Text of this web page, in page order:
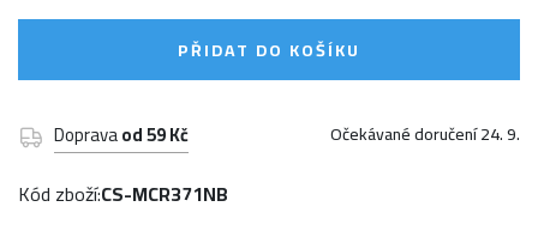
PŘIDAT DO KOŠÍKU
Dopravaod 59 Kč Očekávané doručení 24. 9.
Kód zboží:CS-MCR371NB